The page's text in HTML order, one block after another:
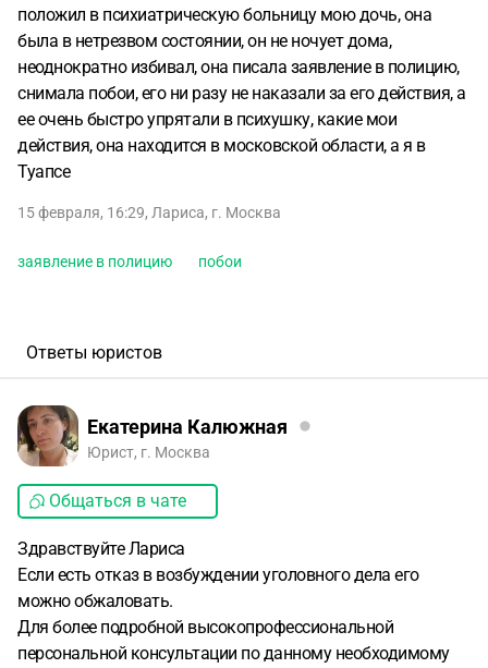
положил в психиатрическую больницу мою дочь, она
была в нетрезвом состоянии, он не ночует дома,
неоднократно избивал, она писала заявление в полицию,
снимала побои, его ни разу не наказали за его действия, а
ее очень быстро упрятали в психушку, какие мои
действия, она находится в московской области, а я в
Туапсе
15 февраля, 16:29, Лариса, г. Москва
заявление в полицию побои
Ответы юристов
Екатерина Калюжная
Юрист, г. Москва
Общаться в чате
Здравствуйте Лариса
Если есть отказ в возбуждении уголовного дела его
можно обжаловать.
Для более подробной высокопрофессиональной
персональной консультации по данному необходимому